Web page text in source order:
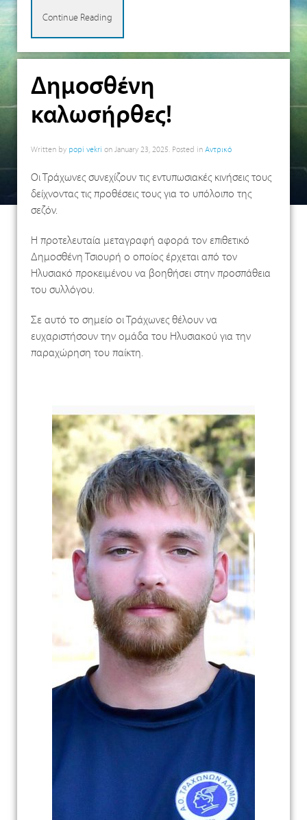
Continue Reading
Δημοσθένη
καλωσήρθες!
Written by popi vekri on January 23, 2025. Posted in Αντρικό
Οι Τράχωνες συνεχίζουν τις εντυπωσιακές κινήσεις τους
δείχνοντας τις προθέσεις τους για το υπόλοιπο της
σεζόν.
Η προτελευταία μεταγραφή αφορά τον επιθετικό
Δημοσθένη Τσιουρή ο οποίος έρχεται από τον
Ηλυσιακό προκειμένου να βοηθήσει στην προσπάθεια
του συλλόγου.
Σε αυτό το σημείο οι Τράχωνες θέλουν να
ευχαριστήσουν την ομάδα του Ηλυσιακού για την
παραχώρηση του παίκτη.